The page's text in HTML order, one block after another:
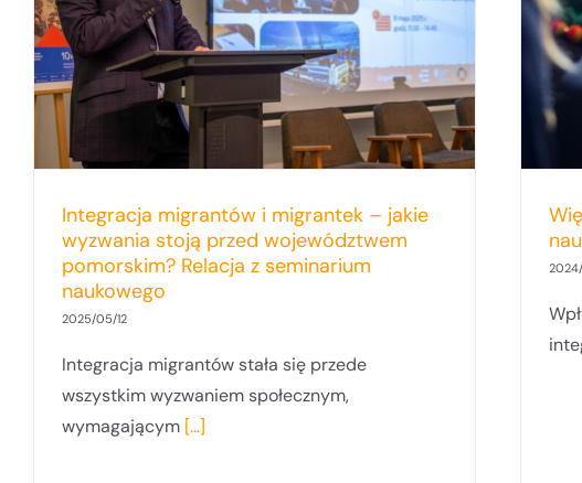
Integracja migrantów i migrantek – jakie
wyzwania stoją przed województwem
pomorskim? Relacja z seminarium
naukowego
2025/05/12
Integracja migrantów stała się przede
wszystkim wyzwaniem społecznym,
wymagającym [...]
nauka na rzecz migrantów
2024/